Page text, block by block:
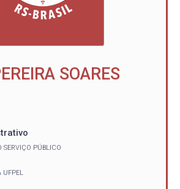
SOARES
SERVIÇO PÚBLICO